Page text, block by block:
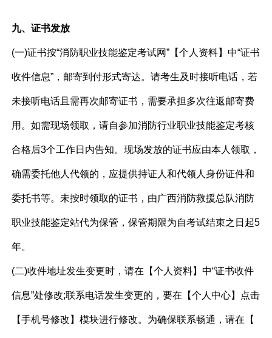
九、证书发放
(一)证书按“消防职业技能鉴定考试网”【个人资料】中“证书
收件信息”，邮寄到付形式寄达。请考生及时接听电话，若
未接听电话且需再次邮寄证书，需要承担多次往返邮寄费
用。如需现场领取，请自参加消防行业职业技能鉴定考核
合格后3个工作日内告知。现场发放的证书应由本人领取，
确需委托他人代领的，应提供持证人和代领人身份证件和
委托书等。未按时领取的证书，由广西消防救援总队消防
职业技能鉴定站代为保管，保管期限为自考试结束之日起5
年。
(二)收件地址发生变更时，请在【个人资料】中“证书收件
信息”处修改;联系电话发生变更的，要在【个人中心】点击
【手机号修改】模块进行修改。为确保联系畅通，请在【